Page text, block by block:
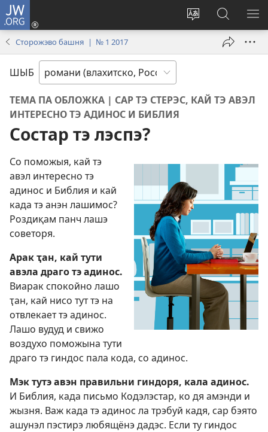
JW.ORG
Парув
Тэ
зажас
(открывается
Родэ
по
сайто
Сторожэво башня | № 1 2017
ШЫБ
ТЕМА ПА ОБЛОЖКА | САР ТЭ СТЕРЭС, КАЙ ТЭ АВЭЛ
ИНТЕРЕСНО ТЭ АДИНОС И БИБЛИЯ
Состар тэ лэспэ?
Со поможыя, кай тэ
авэл интересно тэ
адинос и Библия и кай
када тэ анэн лашимос?
Роздиқам панч лашэ
советоря.
Арак ҭан, кай тути
авэла драго тэ адинос.
Виарак спокойно лашо
ҭан, кай нисо тут тэ на
отвлекает тэ адинос.
Лашо вудуд и свижо
воздухо поможына тути
драго тэ гиндос пала кода, со адинос.
Мэк тутэ авэн правильни гиндоря, кала адинос.
И Библия, када письмо Кодэлэстар, ко дя амэнди и
жызня. Важ када тэ адинос ла трэбуй кадя, сар бэято
ашунэл пэстирэ любящёнэ дадэс. Если ту гиндос